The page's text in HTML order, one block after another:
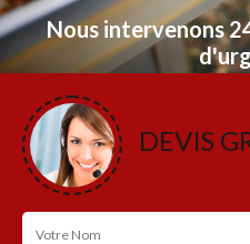
Nous intervenons
DEVIS